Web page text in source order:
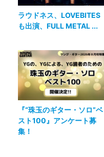
ラウドネス、LOVEBITES
も出演、FULL METAL ...
『“珠玉のギター・ソロ”ベ
スト100』アンケート募
集！